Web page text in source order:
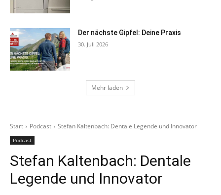
Der nächste Gipfel: Deine Praxis
30. Juli 2026
Mehr laden